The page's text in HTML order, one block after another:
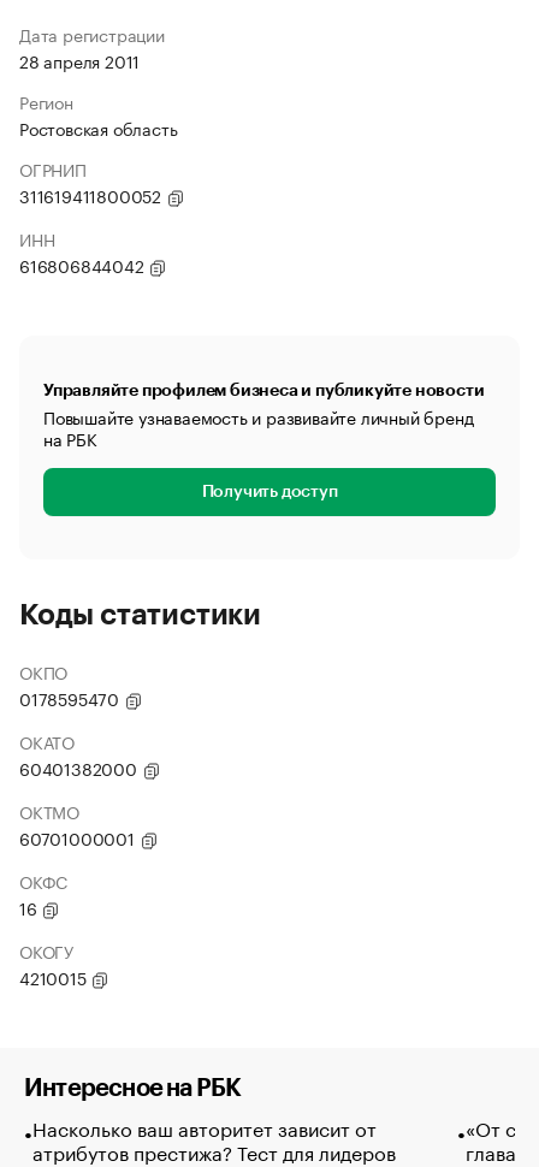
Дата регистрации
28 апреля 2011
Регион
Ростовская область
ОГРНИП
311619411800052
ИНН
616806844042
Управляйте профилем бизнеса и публикуйте новости
Повышайте узнаваемость и развивайте личный бренд
на РБК
Получить доступ
Коды статистики
ОКПО
0178595470
ОКАТО
60401382000
ОКТМО
60701000001
ОКФС
16
ОКОГУ
4210015
Интересное на РБК
Насколько ваш авторитет зависит от
атрибутов престижа? Тест для лидеров
«От
глава